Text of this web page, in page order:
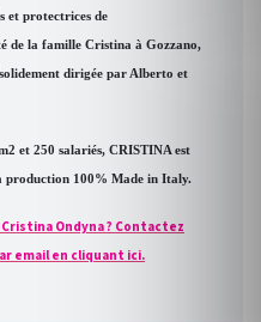
et protectrices de
de la famille Cristina à Gozzano,
dirigée par Alberto et
et 250 salariés, CRISTINA est
production 100% Made in Italy.
Ondyna ? Contactez
email en cliquant ici.